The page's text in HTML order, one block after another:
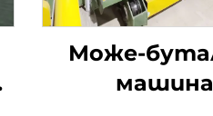
Може-
машина